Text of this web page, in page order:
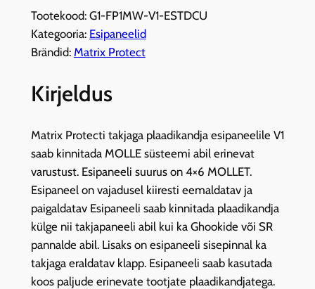
r
o
e
a
n
e
e
l
F
P
1
M
Tootekood: G1-FP1MW-V1-ESTDCU
Kategooria: Esipaneelid
Brändid: Matrix Protect
Kirjeldus
Matrix Protecti takjaga plaadikandja esipaneelile V1
saab kinnitada MOLLE süsteemi abil erinevat
varustust. Esipaneeli suurus on 4×6 MOLLET.
Esipaneel on vajadusel kiiresti eemaldatav ja
paigaldatav Esipaneeli saab kinnitada plaadikandja
külge nii takjapaneeli abil kui ka Ghookide või SR
pannalde abil. Lisaks on esipaneeli sisepinnal ka
takjaga eraldatav klapp. Esipaneeli saab kasutada
koos paljude erinevate tootjate plaadikandjatega.